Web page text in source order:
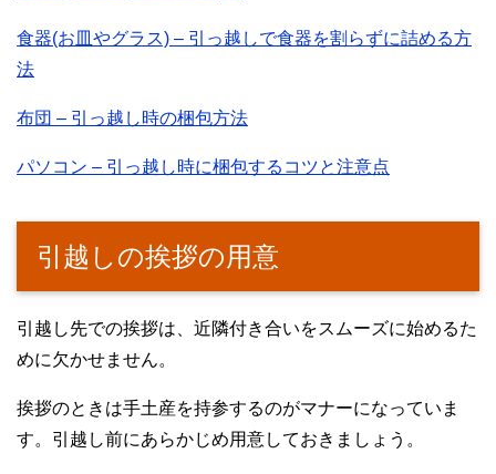
食器(お皿やグラス) – 引っ越しで食器を割らずに詰める方
法
布団 – 引っ越し時の梱包方法
パソコン – 引っ越し時に梱包するコツと注意点
引越しの挨拶の用意
引越し先での挨拶は、近隣付き合いをスムーズに始めるた
めに欠かせません。
挨拶のときは手土産を持参するのがマナーになっていま
す。引越し前にあらかじめ用意しておきましょう。